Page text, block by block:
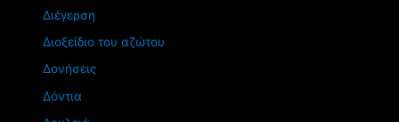
Διέγερση
Διοξείδιο του αζώτου
Δονήσεις
Δόντια